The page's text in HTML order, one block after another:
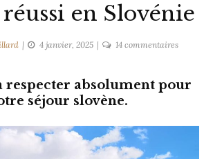
en Slovénie
4 janvier, 2025 14 commentairessur
règles
respecter absolument pour
séjour slovène.